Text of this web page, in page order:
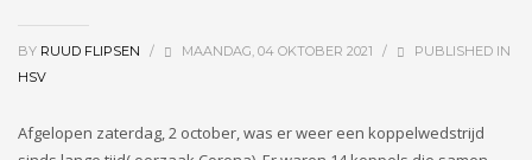
BY RUUD FLIPSEN / MAANDAG, 04 OKTOBER 2021 /
PUBLISHED IN
HSV
Afgelopen zaterdag, 2 october, was er weer een koppelwedstrijd